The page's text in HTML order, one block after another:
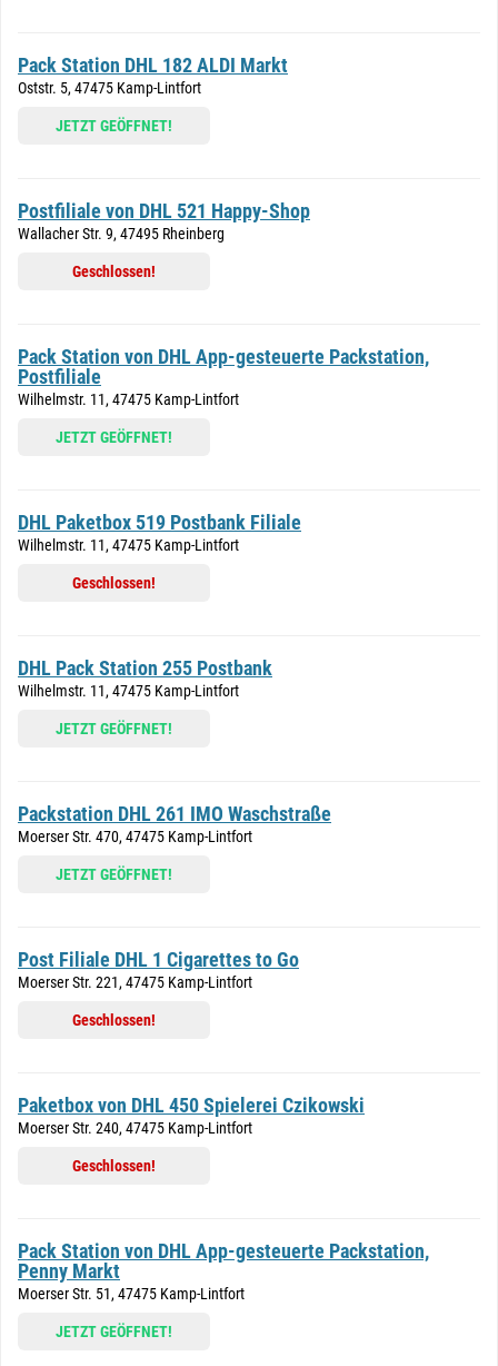
Pack Station DHL 182 ALDI Markt
Oststr. 5, 47475 Kamp-Lintfort
JETZT GEÖFFNET!
Postfiliale von DHL 521 Happy-Shop
Wallacher Str. 9, 47495 Rheinberg
Geschlossen!
Pack Station von DHL App-gesteuerte Packstation,
Postfiliale
Wilhelmstr. 11, 47475 Kamp-Lintfort
JETZT GEÖFFNET!
DHL Paketbox 519 Postbank Filiale
Wilhelmstr. 11, 47475 Kamp-Lintfort
Geschlossen!
DHL Pack Station 255 Postbank
Wilhelmstr. 11, 47475 Kamp-Lintfort
JETZT GEÖFFNET!
Packstation DHL 261 IMO Waschstraße
Moerser Str. 470, 47475 Kamp-Lintfort
JETZT GEÖFFNET!
Post Filiale DHL 1 Cigarettes to Go
Moerser Str. 221, 47475 Kamp-Lintfort
Geschlossen!
Paketbox von DHL 450 Spielerei Czikowski
Moerser Str. 240, 47475 Kamp-Lintfort
Geschlossen!
Pack Station von DHL App-gesteuerte Packstation,
Penny Markt
Moerser Str. 51, 47475 Kamp-Lintfort
JETZT GEÖFFNET!